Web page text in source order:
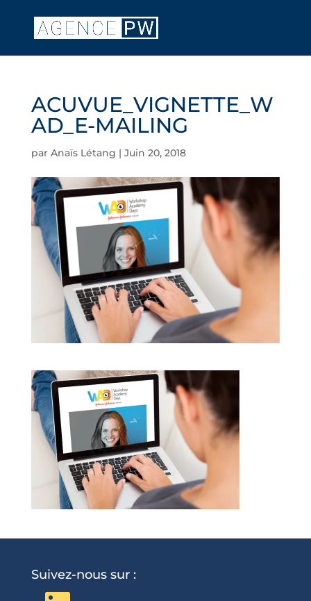
ACUVUE_VIGNETTE_W
AD_E-MAILING
par Anaïs Létang | Juin 20, 2018
Suivez-nous sur :
LinkedIn